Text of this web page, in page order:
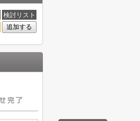
検討リスト
追加する